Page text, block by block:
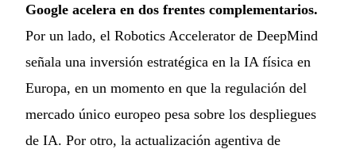
Google acelera en dos frentes complementarios.
Por un lado, el Robotics Accelerator de DeepMind
señala una inversión estratégica en la IA física en
Europa, en un momento en que la regulación del
mercado único europeo pesa sobre los despliegues
de IA. Por otro, la actualización agentiva de